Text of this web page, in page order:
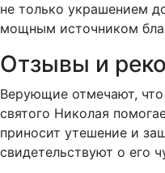
не только украшением
мощным источником
Отзывы и
Верующие отмечают,
святого Николая
приносит утешение и
свидетельствуют о его